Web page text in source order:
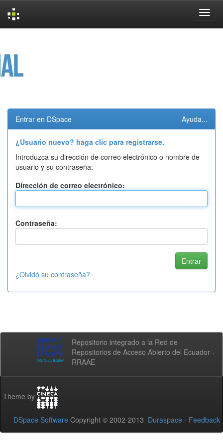
Entrar en DSpace Ayuda...
¿Usuario nuevo? haga clic para registrarse.
Introduzca su dirección de correo electrónico o nombre de
usuario y su contraseña:
Dirección de correo electrónico:
Contraseña:
¿Olvidó su contraseña?
Repositorio integrado a la Red de
Repositorios de Acceso Abierto del Ecuador -
RRAAE
Theme by
DSpace Software Copyright © 2002-2013 Duraspace - Feedback